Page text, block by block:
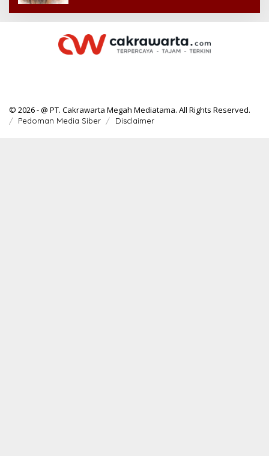
© 2026 - @ PT. Cakrawarta Megah Mediatama. All Rights Reserved.
Pedoman Media Siber Disclaimer